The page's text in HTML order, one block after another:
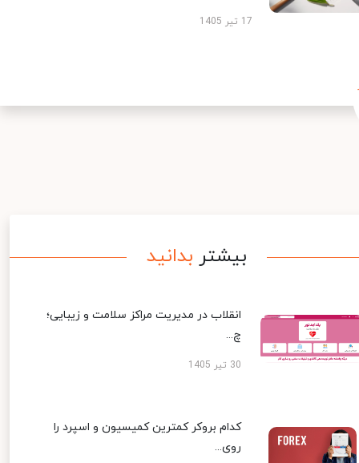
17 تیر 1405
بیشتر بدانید
انقلاب در مدیریت مراکز سلامت و زیبایی؛
چ...
30 تیر 1405
کدام بروکر کمترین کمیسیون و اسپرد را
روی...